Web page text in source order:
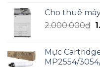
Cho thuê
2.000.000₫
Mực
MP2554/